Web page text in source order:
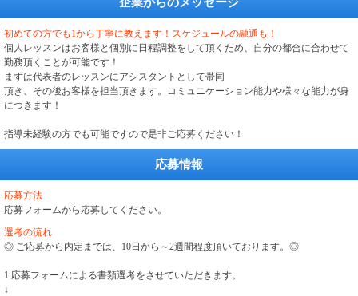
初めての方でも1から丁寧に教えます！スケジュールの融通も！
個人レッスンはお客様と個別に日程調整をして頂くため、自分の都合に合わせて
勤務頂くことが可能です！
まずは代表者のレッスンにアシスタントとして帯同
頂き、その後お客様を担当頂きます。コミュニケーション能力や様々な能力が身
につきます！
指導未経験の方でも可能ですので是非ご応募ください！
応募情報
応募方法
応募フォームから応募してください。
選考の流れ
◎ ご応募から内定までは、10日から～2週間程度頂いております。◎
1.応募フォームによる書類選考をさせていただきます。
↓